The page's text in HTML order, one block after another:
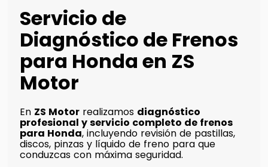
Servicio de
Diagnóstico de Frenos
para Honda en ZS
Motor
En ZS Motor realizamos diagnóstico
profesional y servicio completo de frenos
para Honda, incluyendo revisión de pastillas,
discos, pinzas y líquido de freno para que
conduzcas con máxima seguridad.